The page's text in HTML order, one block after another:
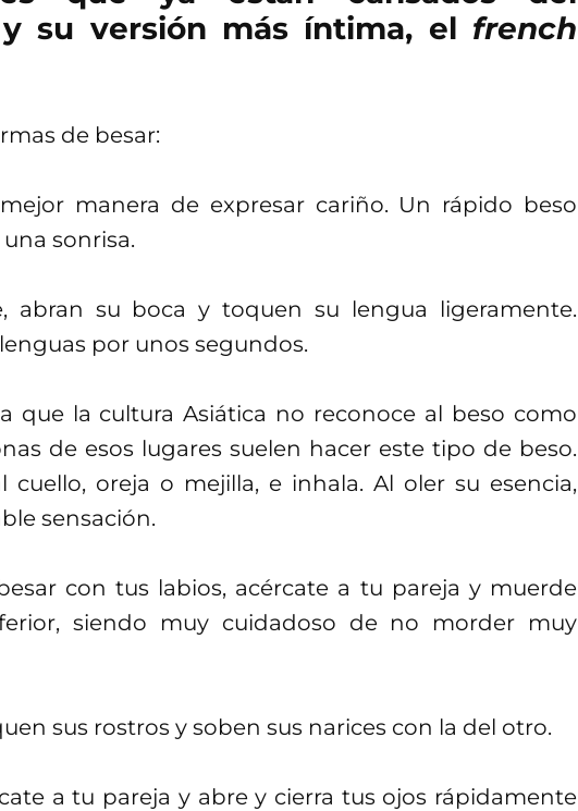
su versión más íntima, el french
de besar:
manera de expresar cariño. Un rápido beso
sonrisa.
abran su boca y toquen su lengua ligeramente.
por unos segundos.
que la cultura Asiática no reconoce al beso como
de esos lugares suelen hacer este tipo de beso.
cuello, oreja o mejilla, e inhala. Al oler su esencia,
sensación.
con tus labios, acércate a tu pareja y muerde
siendo muy cuidadoso de no morder muy
sus rostros y soben sus narices con la del otro.
a tu pareja y abre y cierra tus ojos rápidamente